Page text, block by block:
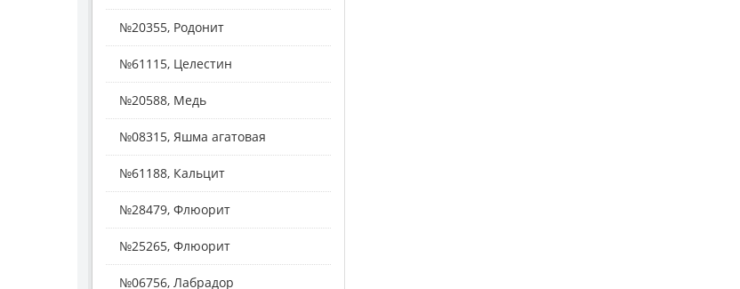
№20355, Родонит
№61115, Целестин
№20588, Медь
№08315, Яшма агатовая
№61188, Кальцит
№28479, Флюорит
№25265, Флюорит
№06756, Лабрадор